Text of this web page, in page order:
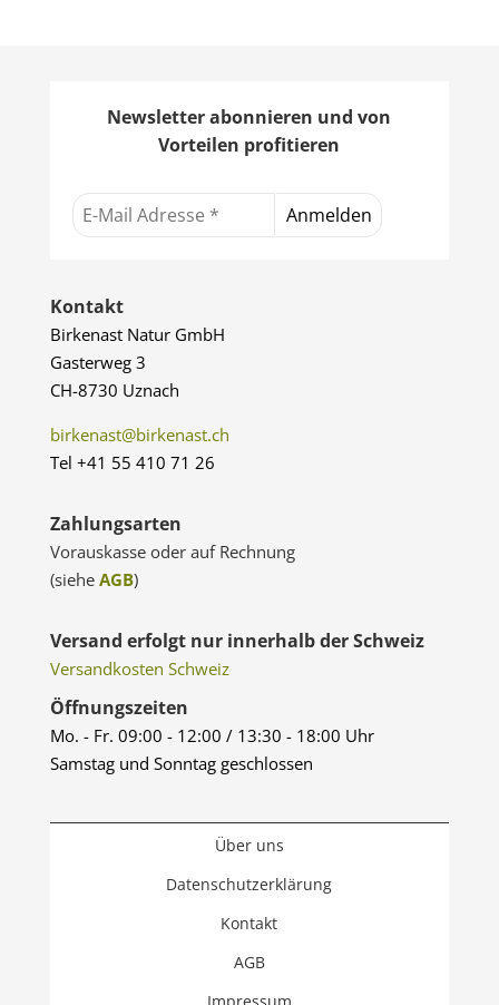
Newsletter abonnieren und von
Vorteilen profitieren
Kontakt
Birkenast Natur GmbH
Gasterweg 3
CH-8730 Uznach
birkenast@birkenast.ch
Tel +41 55 410 71 26
Zahlungsarten
Vorauskasse oder auf Rechnung
(siehe AGB)
Versand erfolgt nur innerhalb der Schweiz
Versandkosten Schweiz
Öffnungszeiten
Mo. - Fr. 09:00 - 12:00 / 13:30 - 18:00 Uhr
Samstag und Sonntag geschlossen
Über uns
Datenschutzerklärung
Kontakt
AGB